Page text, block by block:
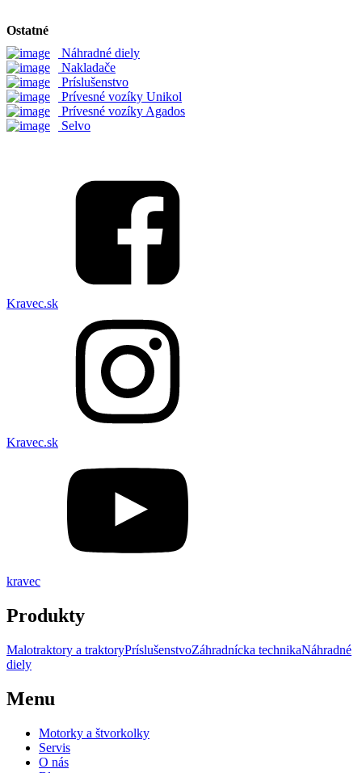
Ostatné
Náhradné diely
Nakladače
Príslušenstvo
Prívesné vozíky Unikol
Prívesné vozíky Agados
Selvo
Kravec.sk
Kravec.sk
kravec
Produkty
Malotraktory a traktoryPríslušenstvoZáhradnícka technikaNáhradné
diely
Menu
Motorky a štvorkolky
Servis
O nás